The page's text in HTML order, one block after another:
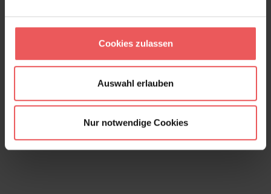
Cookies zulassen
Auswahl erlauben
Nur notwendige Cookies
182,00 €